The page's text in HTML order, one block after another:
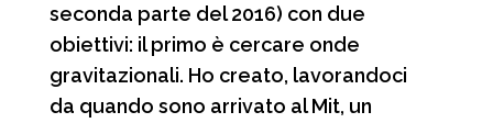
seconda parte del 2016) con due
obiettivi: il primo è cercare onde
gravitazionali. Ho creato, lavorandoci
da quando sono arrivato al Mit, un